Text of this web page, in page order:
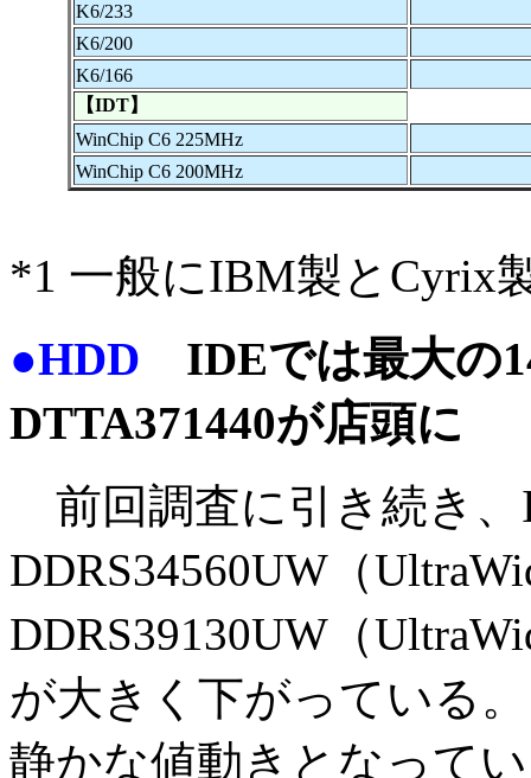
K6/233
K6/200
K6/166
【IDT】
WinChip C6 225MHz
WinChip C6 200MHz
*1 一般にIBM製とCyrix
●HDD IDEでは最大の
DTTA371440が店頭に
前回調査に引き続き
DDRS34560UW（
DDRS39130UW（
が大きく下がっている
静かな値動きとなって